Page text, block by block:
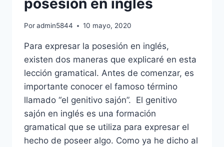
posesión en inglés
Poradmin5844 10 mayo, 2020
Para expresar la posesión en inglés,
existen dos maneras que explicaré en esta
lección gramatical. Antes de comenzar, es
importante conocer el famoso término
llamado “el genitivo sajón”. El genitivo
sajón en inglés es una formación
gramatical que se utiliza para expresar el
hecho de poseer algo. Como ya he dicho al